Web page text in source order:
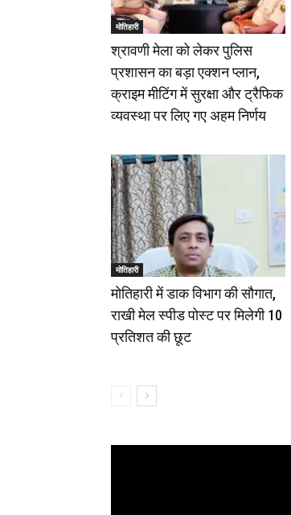
मोतिहारी
श्रावणी मेला को लेकर पुलिस
प्रशासन का बड़ा एक्शन प्लान,
क्राइम मीटिंग में सुरक्षा और ट्रैफिक
व्यवस्था पर लिए गए अहम निर्णय
मोतिहारी
मोतिहारी में डाक विभाग की सौगात,
राखी मेल स्पीड पोस्ट पर मिलेगी 10
प्रतिशत की छूट